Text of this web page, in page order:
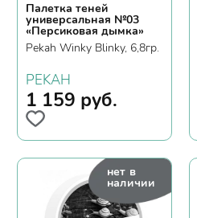
Палетка теней
универсальная №03
«Персиковая дымка»
Pekah Winky Blinky, 6,8гр.
PEKAH
1 159 руб.
нет в
наличии